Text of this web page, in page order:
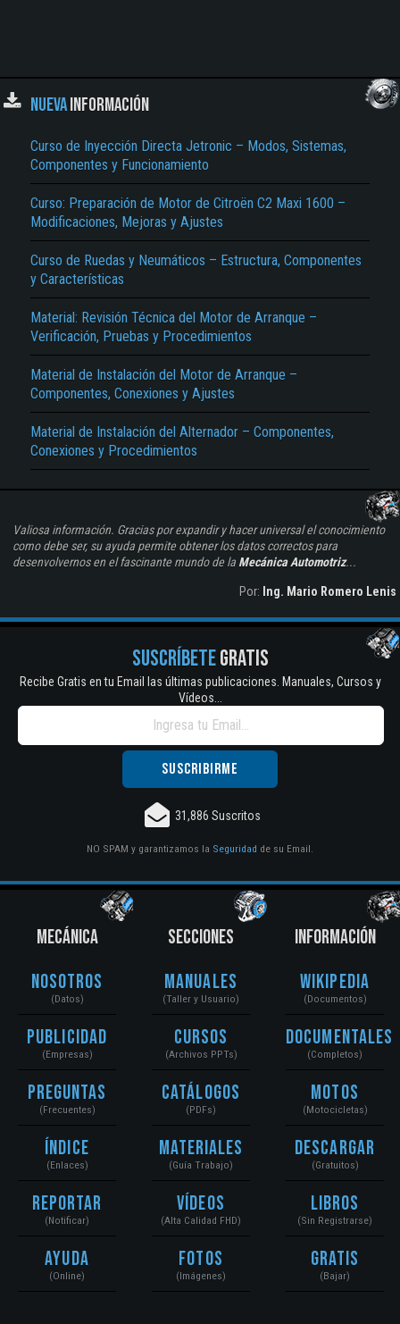
NUEVAINFORMACIÓN
Curso de Inyección Directa Jetronic – Modos, Sistemas,
Componentes y Funcionamiento
Curso: Preparación de Motor de Citroën C2 Maxi 1600 –
Modificaciones, Mejoras y Ajustes
Curso de Ruedas y Neumáticos – Estructura, Componentes
y Características
Material: Revisión Técnica del Motor de Arranque –
Verificación, Pruebas y Procedimientos
Material de Instalación del Motor de Arranque –
Componentes, Conexiones y Ajustes
Material de Instalación del Alternador – Componentes,
Conexiones y Procedimientos
Valiosa información. Gracias por expandir y hacer universal el conocimiento
como debe ser, su ayuda permite obtener los datos correctos para
desenvolvernos en el fascinante mundo de la Mecánica Automotriz...
Por: Ing. Mario Romero Lenis
SUSCRÍBETEGRATIS
Recibe Gratis en tu Email las últimas publicaciones. Manuales, Cursos y
Vídeos...
31,886 Suscritos
NO SPAM y garantizamos la Seguridad de su Email.
MECÁNICA
Nosotros
(Datos)
Publicidad
(Empresas)
Preguntas
(Frecuentes)
Índice
(Enlaces)
Reportar
(Notificar)
Ayuda
(Online)
SECCIONES
Manuales
(Taller y Usuario)
Cursos
(Archivos PPTs)
Catálogos
(PDFs)
Materiales
(Guía Trabajo)
Vídeos
(Alta Calidad FHD)
Fotos
(Imágenes)
INFORMACIÓN
Wikipedia
(Documentos)
Documentales
(Completos)
Motos
(Motocicletas)
Descargar
(Gratuitos)
Libros
(Sin Registrarse)
Gratis
(Bajar)